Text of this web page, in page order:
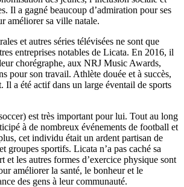
Il a gagné beaucoup d’admiration pour ses
améliorer sa ville natale.
et autres séries télévisées ne sont que
entreprises notables de Licata. En 2016, il
chorégraphe, aux NRJ Music Awards,
pour son travail. Athlète douée et à succès,
Il a été actif dans un large éventail de sports
est très important pour lui. Tout au long
à de nombreux événements de football et
cet individu était un ardent partisan de
groupes sportifs. Licata n’a pas caché sa
et les autres formes d’exercice physique sont
améliorer la santé, le bonheur et le
des gens à leur communauté.